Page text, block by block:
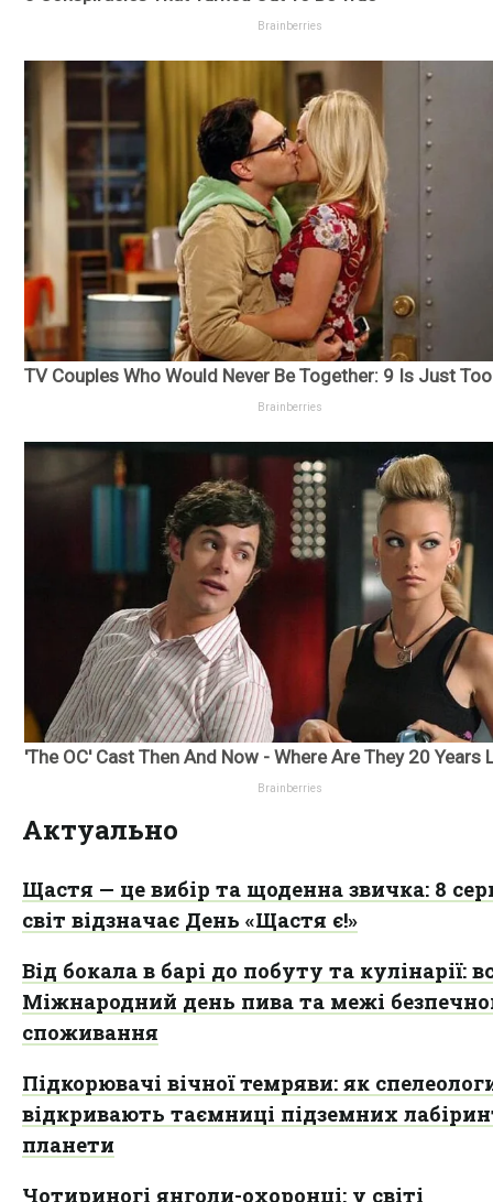
Актуально
Щастя — це вибір та щоденна звичка: 8
світ відзначає День «Щастя є!»
Від бокала в барі до побуту та кулінарії:
Міжнародний день пива та межі
споживання
Підкорювачі вічної темряви: як
відкривають таємниці підземних
планети
Чотириногі янголи-охоронці: у світі